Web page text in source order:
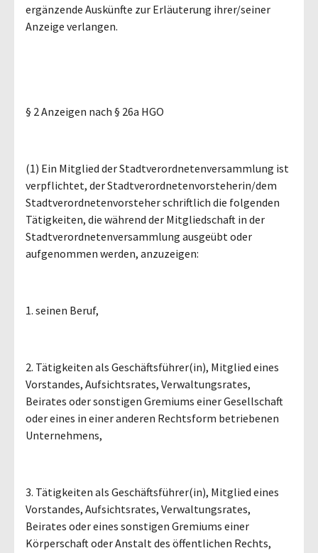
ergänzende Auskünfte zur Erläuterung ihrer/seiner
Anzeige verlangen.
§ 2 Anzeigen nach § 26a HGO
(1) Ein Mitglied der Stadtverordnetenversammlung ist
verpflichtet, der Stadtverordnetenvorsteherin/dem
Stadtverordnetenvorsteher schriftlich die folgenden
Tätigkeiten, die während der Mitgliedschaft in der
Stadtverordnetenversammlung ausgeübt oder
aufgenommen werden, anzuzeigen:
1. seinen Beruf,
2. Tätigkeiten als Geschäftsführer(in), Mitglied eines
Vorstandes, Aufsichtsrates, Verwaltungsrates,
Beirates oder sonstigen Gremiums einer Gesellschaft
oder eines in einer anderen Rechtsform betriebenen
Unternehmens,
3. Tätigkeiten als Geschäftsführer(in), Mitglied eines
Vorstandes, Aufsichtsrates, Verwaltungsrates,
Beirates oder eines sonstigen Gremiums einer
Körperschaft oder Anstalt des öffentlichen Rechts,